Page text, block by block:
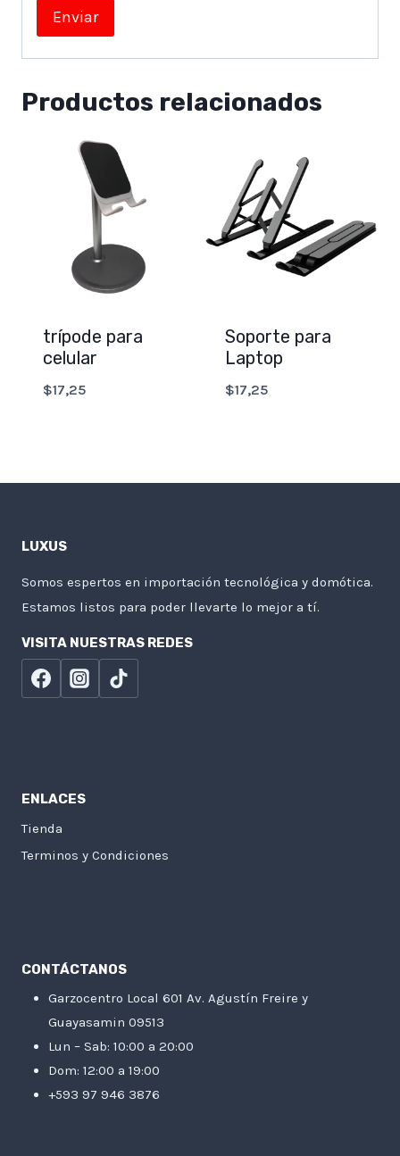
Productos relacionados
trípode para
celular
$17,25
Soporte para
Laptop
$17,25
LUXUS
Somos espertos en importación tecnológica y domótica.
Estamos listos para poder llevarte lo mejor a tí.
VISITA NUESTRAS REDES
ENLACES
Tienda
Terminos y Condiciones
CONTÁCTANOS
Garzocentro Local 601 Av. Agustín Freire y
Guayasamin 09513
Lun – Sab: 10:00 a 20:00
Dom: 12:00 a 19:00
+593 97 946 3876